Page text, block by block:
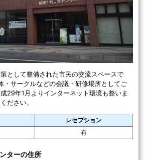
として整備された市民の交流スペースで
・サークルなどの会議・研修場所としてご
29年1月よりインターネット環境も整いま
ださい。
レセプション
有
ターの住所